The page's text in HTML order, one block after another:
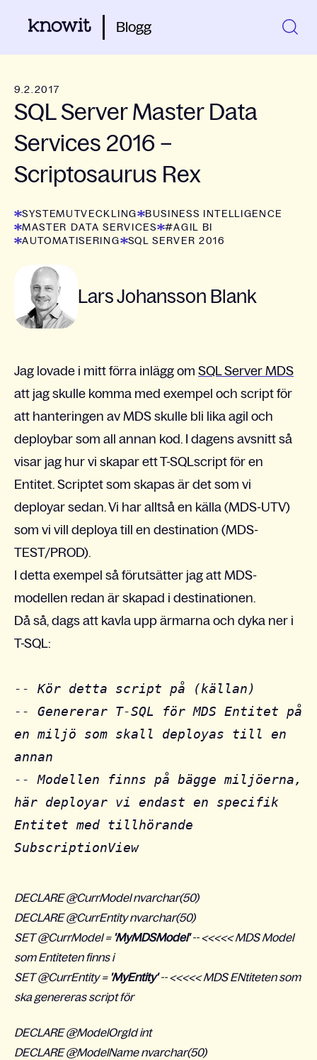
Blogg
9.2.2017
SQL Server Master Data
Services 2016 –
Scriptosaurus Rex
SYSTEMUTVECKLING
BUSINESS INTELLIGENCE
MASTER DATA SERVICES
#AGIL BI
AUTOMATISERING
SQL SERVER 2016
Lars Johansson Blank
Jag lovade i mitt förra inlägg om SQL Server MDS
att jag skulle komma med exempel och script för
att hanteringen av MDS skulle bli lika agil och
deploybar som all annan kod. I dagens avsnitt så
visar jag hur vi skapar ett T-SQLscript för en
Entitet. Scriptet som skapas är det som vi
deployar sedan. Vi har alltså en källa (MDS-UTV)
som vi vill deploya till en destination (MDS-
TEST/PROD).
I detta exempel så förutsätter jag att MDS-
modellen redan är skapad i destinationen.
Då så, dags att kavla upp ärmarna och dyka ner i
T-SQL:
-- Kör detta script på (källan)
-- Genererar T-SQL för MDS Entitet på
en miljö som skall deployas till en
annan
-- Modellen finns på bägge miljöerna,
här deployar vi endast en specifik
Entitet med tillhörande
SubscriptionView
DECLARE @CurrModel nvarchar(50)
DECLARE @CurrEntity nvarchar(50)
SET @CurrModel = 'MyMDSModel'-- <<<<< MDS Model
som Entiteten finns i
SET @CurrEntity = 'MyEntity'-- <<<<< MDS ENtiteten som
ska genereras script för
DECLARE @ModelOrgId int
DECLARE @ModelName nvarchar(50)